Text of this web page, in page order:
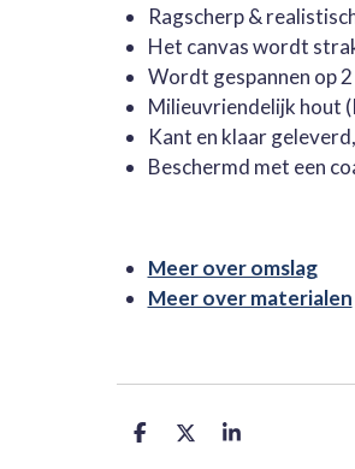
Ragscherp &
Het canvas wordt
Wordt gespannen op
Milieuvriendelijk hout
Kant en klaar
Beschermd met een
Meer over omslag
Meer over materialen
D
D
S